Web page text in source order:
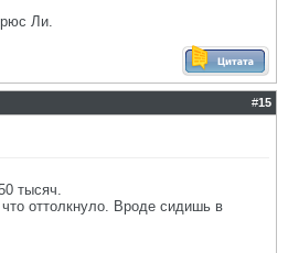
Ли.
#15
тысяч.
оттолкнуло. Вроде сидишь в